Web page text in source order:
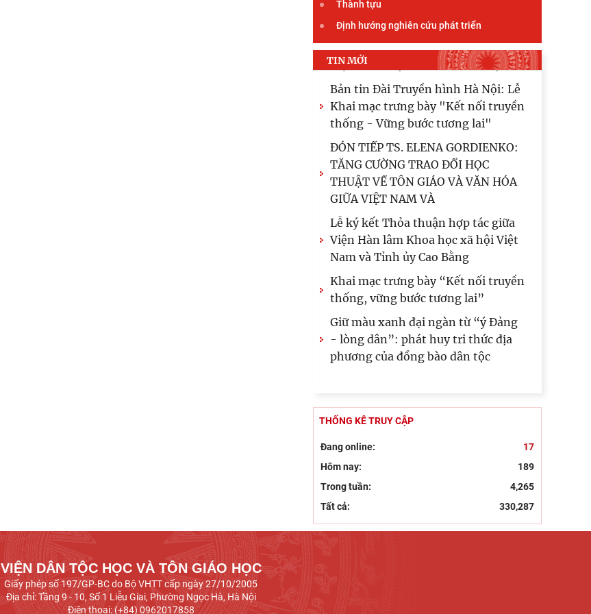
Thành tựu
Định hướng nghiên cứu phát triển
TIN MỚI
chính quốc gia Lào ký Thỏa
Chủ tịch Viện Hàn lâm Khoa học xã
hội Việt Nam thăm và làm việc tại
Viện Khoa học Kinh tế và Xã hội
Bản tin Đài Truyền hình Hà Nội: Lễ
Khai mạc trưng bày "Kết nối truyền
thống - Vững bước tương lai"
ĐÓN TIẾP TS. ELENA GORDIENKO:
TĂNG CƯỜNG TRAO ĐỔI HỌC
THUẬT VỀ TÔN GIÁO VÀ VĂN HÓA
GIỮA VIỆT NAM VÀ
Lễ ký kết Thỏa thuận hợp tác giữa
Viện Hàn lâm Khoa học xã hội Việt
Nam và Tỉnh ủy Cao Bằng
Khai mạc trưng bày “Kết nối truyền
thống, vững bước tương lai”
Giữ màu xanh đại ngàn từ “ý Đảng
- lòng dân”: phát huy tri thức địa
phương của đồng bào dân tộc
THỐNG KÊ TRUY CẬP
Đang online:
17
Hôm nay:
189
Trong tuần:
4,265
Tất cả:
330,287
VIỆN DÂN TỘC HỌC VÀ TÔN GIÁO HỌC
Giấy phép số 197/GP-BC do Bộ VHTT cấp ngày 27/10/2005
Địa chỉ: Tầng 9 - 10, Số 1 Liễu Giai, Phường Ngọc Hà, Hà Nội
Điện thoại: (+84) 0962017858